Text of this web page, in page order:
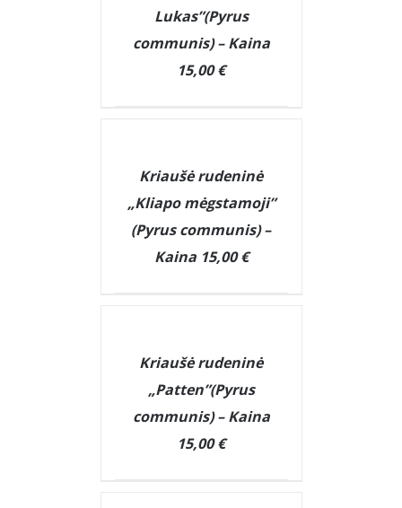
Lukas”(Pyrus
communis) – Kaina
15,00 €
Kriaušė rudeninė
„Kliapo mėgstamoji”
(Pyrus communis) –
Kaina 15,00 €
Kriaušė rudeninė
„Patten”(Pyrus
communis) – Kaina
15,00 €